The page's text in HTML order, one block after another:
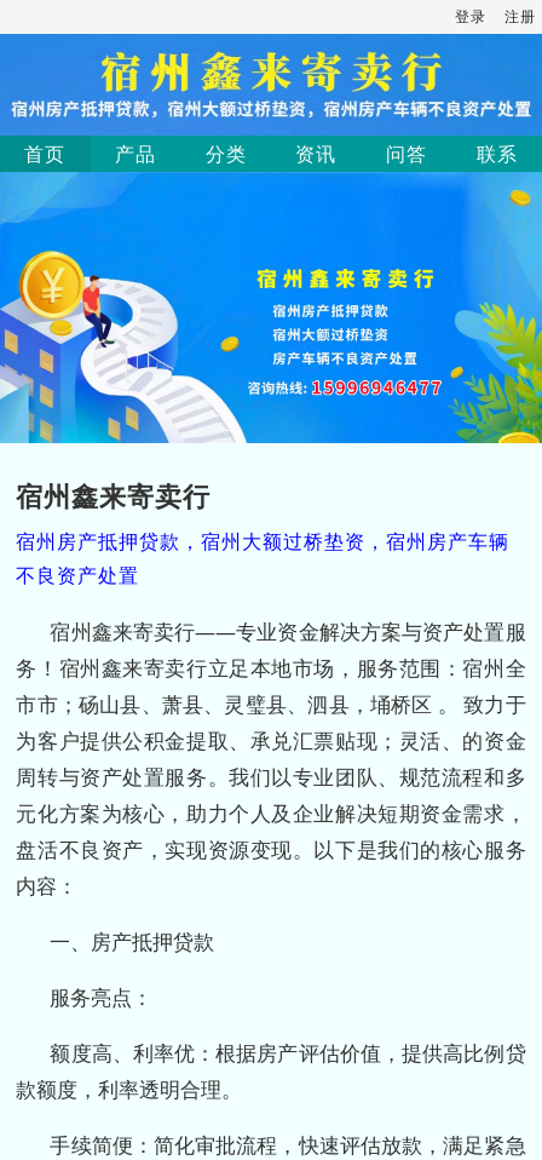
登录 注册
首页 产品 分类 资讯 问答 联系
宿州鑫来寄卖行
宿州房产抵押贷款，宿州大额过桥垫资，宿州房产车辆
不良资产处置
宿州鑫来寄卖行——专业资金解决方案与资产处置服
务！宿州鑫来寄卖行立足本地市场，服务范围：宿州全
市市；砀山县、萧县、灵璧县、泗县，埇桥区 。 致力于
为客户提供公积金提取、承兑汇票贴现；灵活、的资金
周转与资产处置服务。我们以专业团队、规范流程和多
元化方案为核心，助力个人及企业解决短期资金需求，
盘活不良资产，实现资源变现。以下是我们的核心服务
内容：
一、房产抵押贷款
服务亮点：
额度高、利率优：根据房产评估价值，提供高比例贷
款额度，利率透明合理。
手续简便：简化审批流程，快速评估放款，满足紧急